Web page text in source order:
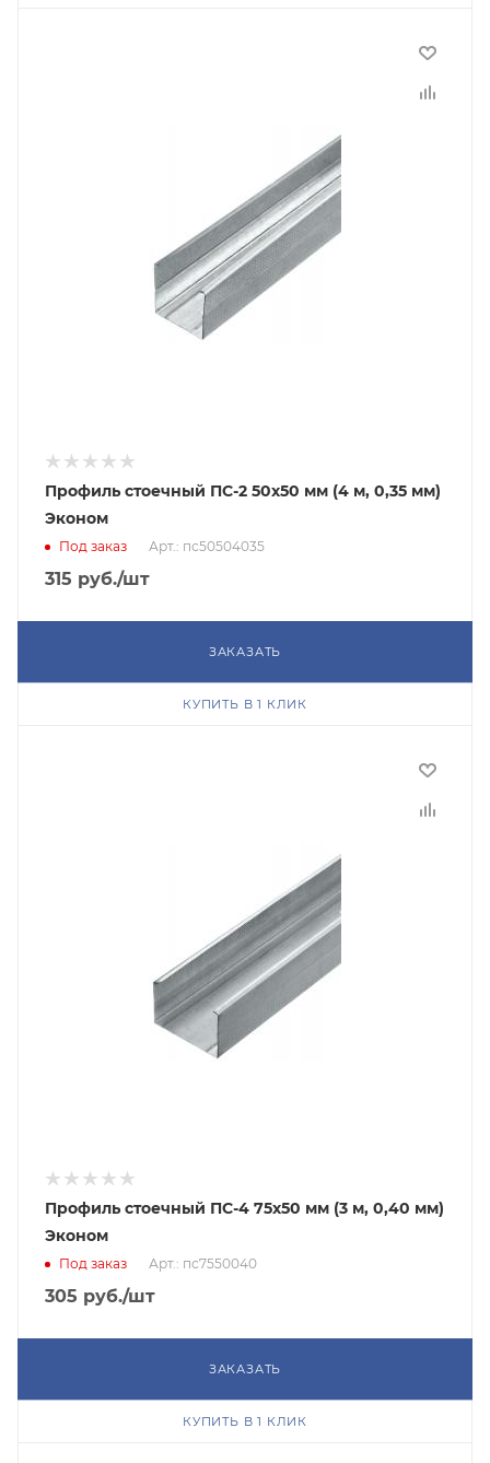
Профиль стоечный ПС-2 50х50 мм (4 м, 0,35 мм)
Эконом
Под заказ Арт.: пс50504035
315 руб./шт
ЗАКАЗАТЬ
КУПИТЬ В 1 КЛИК
Профиль стоечный ПС-4 75х50 мм (3 м, 0,40 мм)
Эконом
Под заказ Арт.: пс7550040
305 руб./шт
ЗАКАЗАТЬ
КУПИТЬ В 1 КЛИК